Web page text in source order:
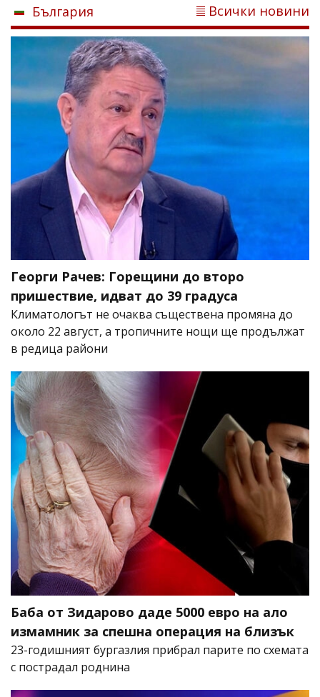
България Всички новини
Георги Рачев: Горещини до второ
пришествие, идват до 39 градуса
Климатологът не очаква съществена промяна до
около 22 август, а тропичните нощи ще продължат
в редица райони
Баба от Зидарово даде 5000 евро на ало
измамник за спешна операция на близък
23-годишният бургазлия прибрал парите по схемата
с пострадал роднина